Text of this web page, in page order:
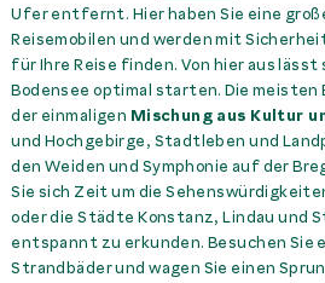
Ufer entfernt. Hier haben Sie eine
Reisemobilen und werden mit
für Ihre Reise finden. Von hier aus lässt
Bodensee optimal starten. Die meisten
der einmaligen Mischung aus Kultur
und Hochgebirge, Stadtleben und
den Weiden und Symphonie auf der
Sie sich Zeit um die
oder die Städte Konstanz, Lindau und
entspannt zu erkunden. Besuchen Sie
Strandbäder und wagen Sie einen